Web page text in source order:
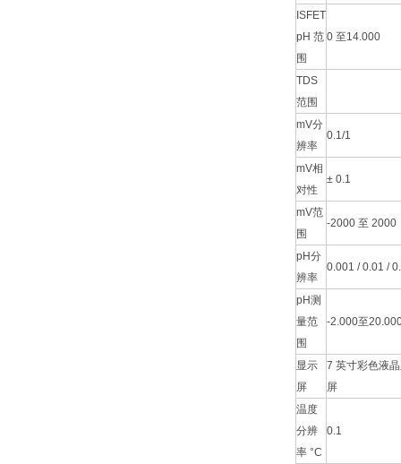
ISFET
pH 范
围
0 至14.000
TDS
范围
mV分
辨率
0.1/1
mV相
对性
± 0.1
mV范
围
-2000 至 2000
pH分
辨率
0.001 / 0.01 /
pH测
量范
围
-2.000至
显示
屏
7 英寸彩色液
屏
温度
分辨
率 °C
0.1